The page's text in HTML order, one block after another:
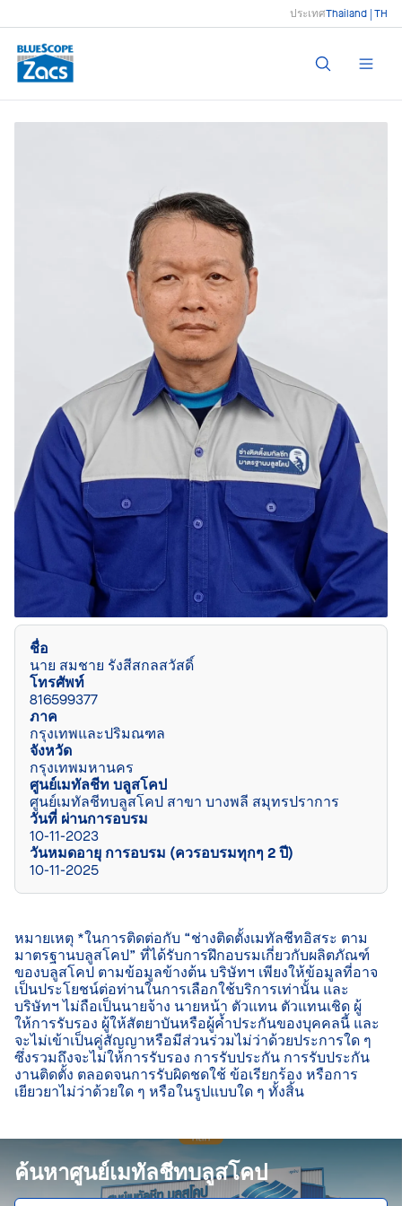
ประเทศThailand | TH
ชื่อ
นาย สมชาย รังสีสกลสวัสดิ์
โทรศัพท์
816599377
ภาค
กรุงเทพและปริมณฑล
จังหวัด
กรุงเทพมหานคร
ศูนย์เมทัลชีท บลูสโคป
ศูนย์เมทัลชีทบลูสโคป สาขา บางพลี สมุทรปราการ
วันที่ ผ่านการอบรม
10-11-2023
วันหมดอายุ การอบรม (ควรอบรมทุกๆ 2 ปี)
10-11-2025
หมายเหตุ *ในการติดต่อกับ “ช่างติดตั้งเมทัลชีทอิสระ ตาม
มาตรฐานบลูสโคป” ที่ได้รับการฝึกอบรมเกี่ยวกับผลิตภัณฑ์
ของบลูสโคป ตามข้อมูลข้างต้น บริษัทฯ เพียงให้ข้อมูลที่อาจ
เป็นประโยชน์ต่อท่านในการเลือกใช้บริการเท่านั้น และ
บริษัทฯ ไม่ถือเป็นนายจ้าง นายหน้า ตัวแทน ตัวแทนเชิด ผู้
ให้การรับรอง ผู้ให้สัตยาบันหรือผู้ค้ำประกันของบุคคลนี้ และ
จะไม่เข้าเป็นคู่สัญญาหรือมีส่วนร่วมไม่ว่าด้วยประการใด ๆ
ซึ่งรวมถึงจะไม่ให้การรับรอง การรับประกัน การรับประกัน
งานติดตั้ง ตลอดจนการรับผิดชดใช้ ข้อเรียกร้อง หรือการ
เยียวยาไม่ว่าด้วยใด ๆ หรือในรูปแบบใด ๆ ทั้งสิ้น
ค้นหาศูนย์เมทัลชีทบลูสโคป